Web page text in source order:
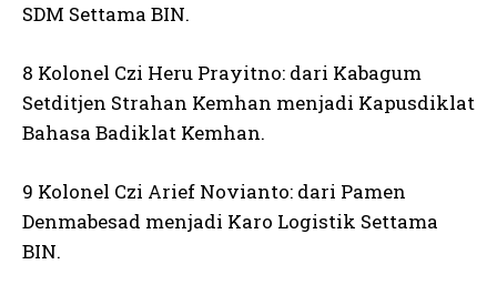
SDM Settama BIN.
8 Kolonel Czi Heru Prayitno: dari Kabagum
Setditjen Strahan Kemhan menjadi Kapusdiklat
Bahasa Badiklat Kemhan.
9 Kolonel Czi Arief Novianto: dari Pamen
Denmabesad menjadi Karo Logistik Settama
BIN.